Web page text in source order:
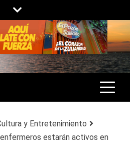
ZULIA, VENEZUELA Y
GENERAL.
y Entretenimiento
estarán activos en